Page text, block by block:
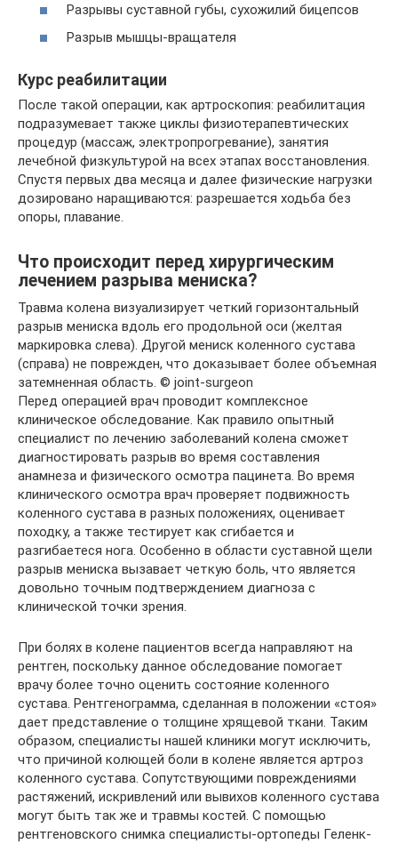
Разрывы суставной губы, сухожилий бицепсов
Разрыв мышцы-вращателя
Курс реабилитации
После такой операции, как артроскопия: реабилитация
подразумевает также циклы физиотерапевтических
процедур (массаж, электропрогревание), занятия
лечебной физкультурой на всех этапах восстановления.
Спустя первых два месяца и далее физические нагрузки
дозировано наращиваются: разрешается ходьба без
опоры, плавание.
Что происходит перед хирургическим
лечением разрыва мениска?
Травма колена визуализирует четкий горизонтальный
разрыв мениска вдоль его продольной оси (желтая
маркировка слева). Другой мениск коленного сустава
(справа) не поврежден, что доказывает более объемная
затемненная область. © joint-surgeon
Перед операцией врач проводит комплексное
клиническое обследование. Как правило опытный
специалист по лечению заболеваний колена сможет
диагностировать разрыв во время составления
анамнеза и физического осмотра пацинета. Во время
клинического осмотра врач проверяет подвижность
коленного сустава в разных положениях, оценивает
походку, а также тестирует как сгибается и
разгибаетеся нога. Особенно в области суставной щели
разрыв мениска вызавает четкую боль, что является
довольно точным подтверждением диагноза с
клинической точки зрения.
При болях в колене пациентов всегда направляют на
рентген, поскольку данное обследование помогает
врачу более точно оценить состояние коленного
сустава. Рентгенограмма, сделанная в положении «стоя»
дает представление о толщине хрящевой ткани. Таким
образом, специалисты нашей клиники могут исключить,
что причиной колющей боли в колене является артроз
коленного сустава. Сопутствующими повреждениями
растяжений, искривлений или вывихов коленного сустава
могут быть так же и травмы костей. С помощью
рентгеновского снимка специалисты-ортопеды Геленк-